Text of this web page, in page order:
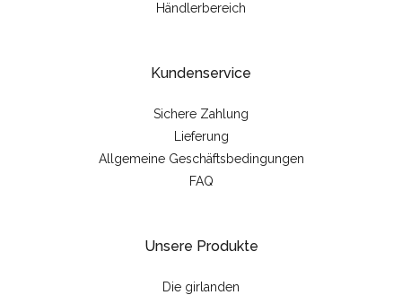
Händlerbereich
Kundenservice
Sichere Zahlung
Lieferung
Allgemeine Geschäftsbedingungen
FAQ
Unsere Produkte
Die girlanden